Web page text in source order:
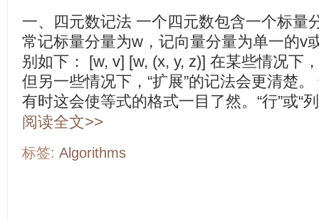
一、四元数记法 一个四元数包含一个标量
常记标量分量为w，记向量分量为单一的v
别如下： [w, v] [w, (x, y, z)] 在某些情况下
但另一些情况下，“扩展”的记法会更清楚
有时这会使等式的格式一目了然。“行”或“
阅读全文>>
标签: Algorithms